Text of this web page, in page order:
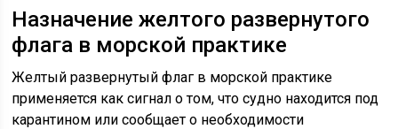
Назначение желтого развернутого
флага в морской практике
Желтый развернутый флаг в морской практике
применяется как сигнал о том, что судно находится под
карантином или сообщает о необходимости